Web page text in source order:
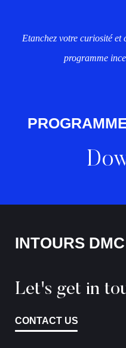
Etanchez votre curiosité et
programme
INTOURS DMC
Let's get in
CONTACT US